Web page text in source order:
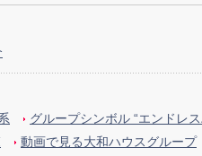
グループシンボル “エンドレ
動画で見る大和ハウスグループ